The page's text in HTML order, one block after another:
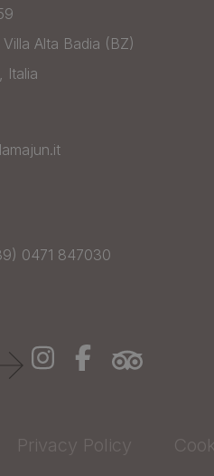
Villa Alta Badia (BZ)
Italia
0471 847030
Privacy Policy